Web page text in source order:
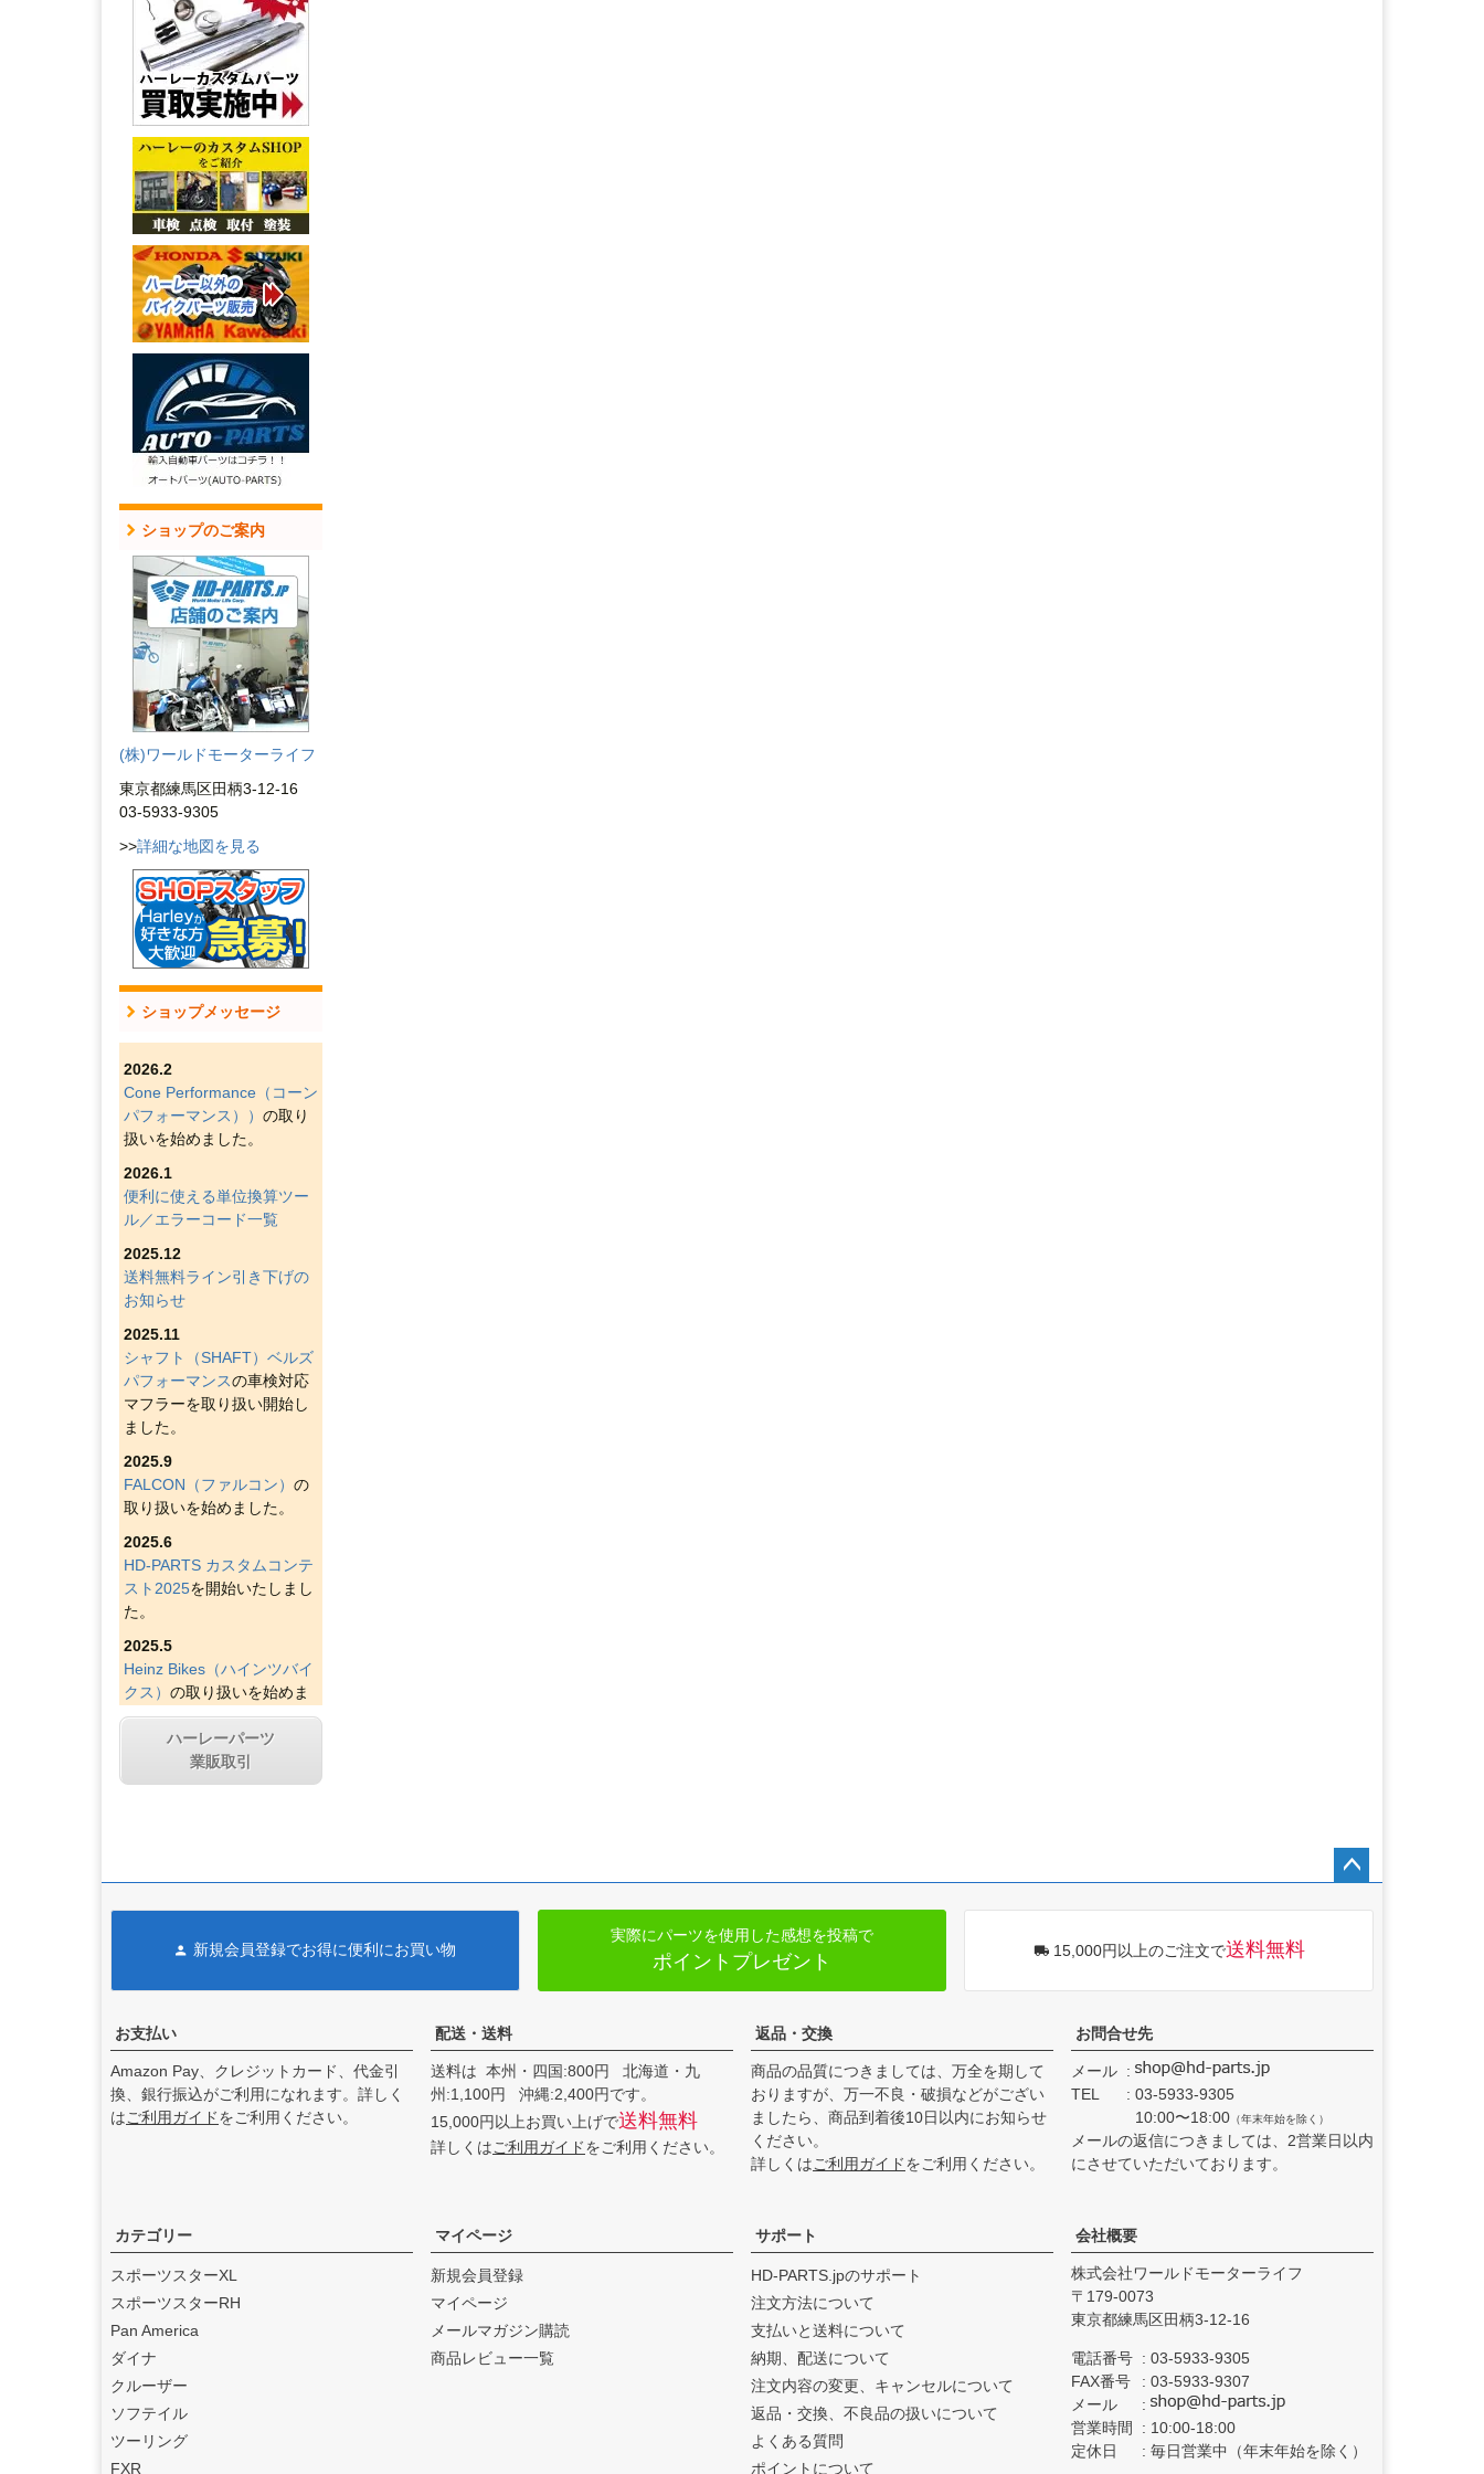
ショップのご案内
(株)ワールドモーターライフ
東京都練馬区田柄3-12-16
03-5933-9305
>>詳細な地図を見る
ショップメッセージ
2026.2
Cone Performance（コーン
パフォーマンス）） の取り
扱いを始めました。
2026.1
便利に使える単位換算ツー
ル／エラーコード一覧
2025.12
送料無料ライン引き下げの
お知らせ
2025.11
シャフト（SHAFT）ベルズ
パフォーマンスの車検対応
マフラーを取り扱い開始し
ました。
2025.9
FALCON（ファルコン） の
取り扱いを始めました。
2025.6
HD-PARTS カスタムコンテ
スト2025を開始いたしまし
た。
2025.5
Heinz Bikes（ハインツバイ
クス） の取り扱いを始めま
した。
2025.4
Figurati Designs（フィグラ
D&D エキゾースト（ディー
た。
feture ヘルメット（フュー
チャーヘルメット）の取り
扱いを始めました。
ました。
2024.12
s（ブローパフォーマンスエ
キゾースト）
始めました。
2024.11
By City（バイ シティ）
本総代理店となりました。
ハーレーパーツ
業販取引
新規会員登録でお得に便利にお買い物
実際にパーツを使用した感想を投稿で
ポイントプレゼント 15,000円以上のご注文で送料無料
お支払い
Amazon Pay、クレジットカード、代金引
換、銀行振込がご利用になれます。詳しく
はご利用ガイドをご利用ください。
配送・送料
送料は 本州・四国:800円 北海道・九
州:1,100円 沖縄:2,400円です。
15,000円以上お買い上げで送料無料
詳しくはご利用ガイドをご利用ください。
返品・交換
商品の品質につきましては、万全を期して
おりますが、万一不良・破損などがござい
ましたら、商品到着後10日以内にお知らせ
ください。
詳しくはご利用ガイドをご利用ください。
お問合せ先
メール
TEL
03-5933-9305
10:00〜18:00 （年末年始を除く）
メールの返信につきましては、2営業日以内
にさせていただいております。
カテゴリー
スポーツスターXL
スポーツスターRH
Pan America
ダイナ
クルーザー
ソフテイル
ツーリング
FXR
マイページ
新規会員登録
マイページ
メールマガジン購読
商品レビュー一覧
サポート
HD-PARTS.jpのサポート
注文方法について
支払いと送料について
納期、配送について
注文内容の変更、キャンセルについて
返品・交換、不良品の扱いについて
よくある質問
ポイントについて
会社概要
株式会社ワールドモーターライフ
179-0073
東京都練馬区田柄3-12-16
電話番号
03-5933-9305
FAX番号
03-5933-9307
メール
営業時間
10:00-18:00
定休日
毎日営業中（年末年始を除く）